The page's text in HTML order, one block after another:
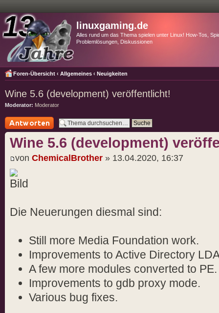
linuxgaming.de
Alles rund um das Thema spielen unter Linux! How-Tos,
Problemlösungen, Diskussionen
Foren-Übersicht ‹ Allgemeines ‹ Neuigkeiten
Wine 5.6 (development) veröffentlicht!
Moderator: Moderator
Antwort schreiben
Wine 5.6 (development)
von ChemicalBrother » 13.04.2020, 16:37
Die Neuerungen diesmal sind:
Still more Media Foundation work.
Improvements to Active Directory
A few more modules converted to PE.
Improvements to gdb proxy mode.
Various bug fixes.